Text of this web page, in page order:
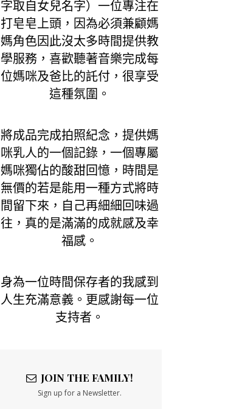
字取自女兒名字）一位專注在
打皂皂上頭，因為必須兼顧媽
媽角色因此沒太多時間提供教
學服務，喜歡聽著音樂完成每
位媽咪及爸比的託付，很享受
這種氛圍。
將成品完成拍照紀念，提供媽
咪乳人的一個記錄，一個專屬
媽咪獨佔的酸甜回憶，時間是
無價的若是能用一種方式將時
間留下來，自己再細細回味過
往，真的是滿滿的成就感及幸
福感。
身為一位時間保存者的我感到
人生充滿意義。更感謝每一位
支持者。
JOIN THE FAMILY!
Sign up for a Newsletter.